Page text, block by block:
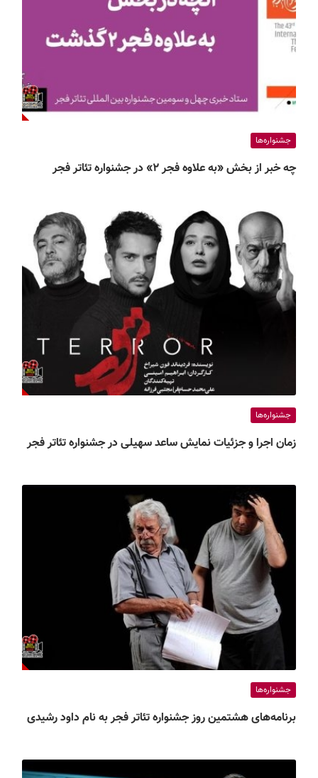
جشنواره‌ها
چه خبر از بخش «به علاوه فجر ۲» در جشنواره تئاتر فجر
جشنواره‌ها
زمان اجرا و جزئیات نمایش ساعد سهیلی در جشنواره تئاتر فجر
جشنواره‌ها
برنامه‌های هشتمین روز جشنواره تئاتر فجر به نام داود رشیدی